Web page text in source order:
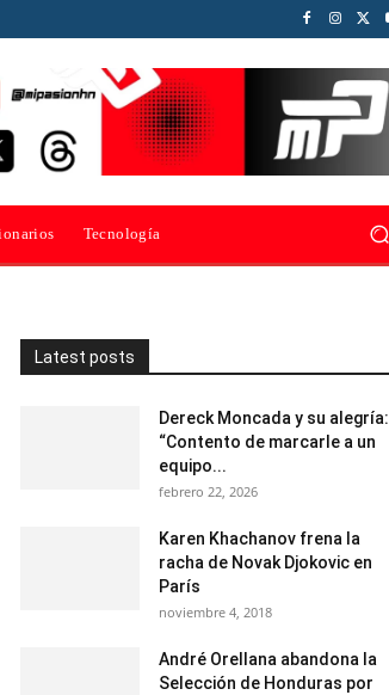
Tecnología
Latest posts
Dereck Moncada y su alegría:
“Contento de marcarle a un
equipo...
febrero 22, 2026
Karen Khachanov frena la
racha de Novak Djokovic en
París
noviembre 4, 2018
André Orellana abandona la
Selección de Honduras por